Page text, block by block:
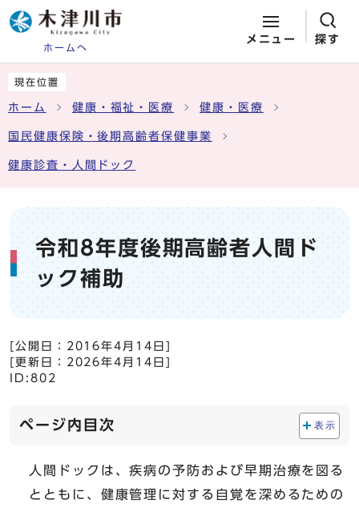
ホームへ
メニュー 探す
現在位置
ホーム 健康・福祉・医療 健康・医療
国民健康保険・後期高齢者保健事業
健康診査・人間ドック
令和8年度後期高齢者人間ド
ック補助
[公開日： 2016年4月14日
[更新日： 2026年4月14日
ID:802
ページ内目次 表示
人間ドックは、疾病の予防および早期治療を図る
とともに、健康管理に対する自覚を深めるための